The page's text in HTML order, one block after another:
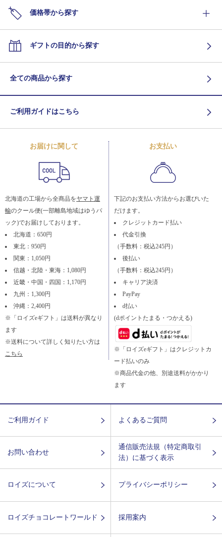
価格帯から探す
ギフトの目的から探す
全ての商品から探す
ご利用ガイドはこちら
お届けに関して
北海道の工場から全商品をヤマト運
輸のクール便(一部離島地域はゆうパ
ック)でお届けしております。
北海道：650円
東北：950円
関東：1,050円
信越・北陸・東海：1,080円
近畿・中国・四国：1,170円
九州：1,300円
沖縄：2,400円
※「ロイズeギフト」は送料が異なり
ます
※送料について詳しく知りたい方は
こちら
お支払い
下記のお支払い方法からお選びいた
だけます。
クレジットカード払い
代金引換
（手数料：税込245円）
後払い
（手数料：税込245円）
キャリア決済
PayPay
d払い
(dポイントたまる・つかえる)
※「ロイズeギフト」はクレジットカ
ード払いのみ
※商品代金の他、別途送料がかかり
ます
ご利用ガイド よくあるご質問
お問い合わせ
通信販売法規（特定商取引
法）に基づく表示
ロイズについて プライバシーポリシー
ロイズチョコレートワールド 採用案内